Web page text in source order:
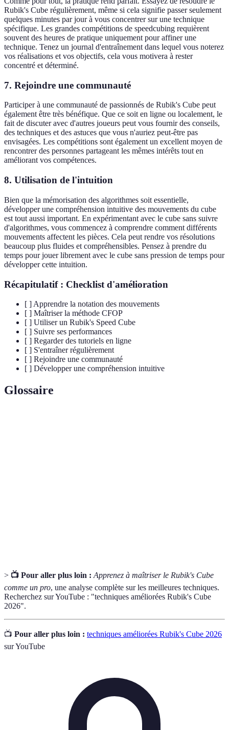
Rubik's Cube régulièrement, même si cela signifie passer seulement
quelques minutes par jour à vous concentrer sur une technique
spécifique. Les grandes compétitions de speedcubing requièrent
souvent des heures de pratique uniquement pour affiner une
technique. Tenez un journal d'entraînement dans lequel vous noterez
vos réalisations et vos objectifs, cela vous motivera à rester
concentré et déterminé.
7. Rejoindre une communauté
Participer à une communauté de passionnés de Rubik's Cube peut
également être très bénéfique. Que ce soit en ligne ou localement, le
fait de discuter avec d'autres joueurs peut vous fournir des conseils,
des techniques et des astuces que vous n'auriez peut-être pas
envisagées. Les compétitions sont également un excellent moyen de
rencontrer des personnes partageant les mêmes intérêts tout en
améliorant vos compétences.
8. Utilisation de l'intuition
Bien que la mémorisation des algorithmes soit essentielle,
développer une compréhension intuitive des mouvements du cube
est tout aussi important. En expérimentant avec le cube sans suivre
d'algorithmes, vous commencez à comprendre comment différents
mouvements affectent les pièces. Cela peut rendre vos résolutions
beaucoup plus fluides et compréhensibles. Pensez à prendre du
temps pour jouer librement avec le cube sans pression de temps pour
développer cette intuition.
Récapitulatif : Checklist d'amélioration
[ ] Apprendre la notation des mouvements
[ ] Maîtriser la méthode CFOP
[ ] Utiliser un Rubik's Speed Cube
[ ] Suivre ses performances
[ ] Regarder des tutoriels en ligne
[ ] S'entraîner régulièrement
[ ] Rejoindre une communauté
[ ] Développer une compréhension intuitive
Glossaire
> 📺 Pour aller plus loin : Apprenez à maîtriser le Rubik's Cube
comme un pro, une analyse complète sur les meilleures techniques.
Recherchez sur YouTube : "techniques améliorées Rubik's Cube
2026".
📺 Pour aller plus loin : techniques améliorées Rubik's Cube 2026
sur YouTube